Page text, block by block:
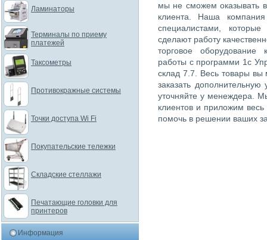
мы не сможем оказывать
клиента. Наша компания
специалистами,
сделают работу
торговое оборудование
работы с программи 1с
склад 7.7. Весь товары вы
заказать
уточняйте у менеждера.
клиентов и приложим
помочь в решении ваших
Ламинаторы
Терминалы по приему
платежей
Таксометры
Противокражные системы
Точки доступа Wi Fi
Покупательские тележки
Складские стеллажи
Печатающие головки для
принтеров
Информация